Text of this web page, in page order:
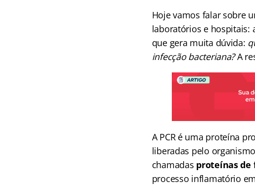
Hoje vamos falar sobre
laboratórios e hospitais:
que gera muita dúvida:
infecção bacteriana?A
A PCR é uma proteína
liberadas pelo
chamadas proteínas de
processo inflamatório